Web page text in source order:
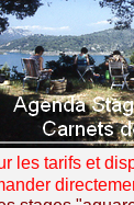
les tarifs et